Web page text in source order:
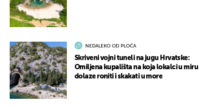
NEDALEKO OD PLOČA
Skriveni vojni tuneli na jugu Hrvatske:
Omiljena kupališta na koja lokalci u miru
dolaze roniti i skakati u more